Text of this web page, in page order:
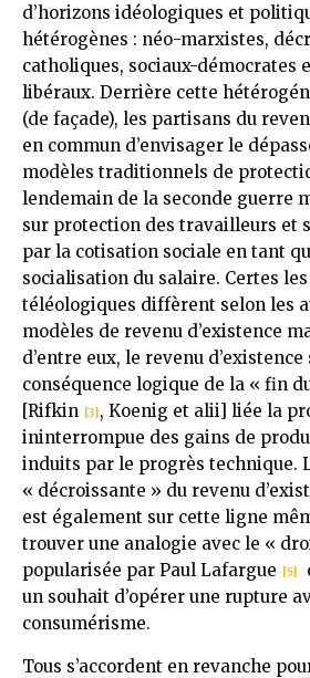
d’horizons idéologiques et
hétérogènes : néo-marxistes,
catholiques, sociaux-démocrates
libéraux. Derrière cette
(de façade), les partisans du
en commun d’envisager le
modèles traditionnels de
lendemain de la seconde guerre
sur protection des travailleurs et
par la cotisation sociale en tant
socialisation du salaire. Certes
téléologiques diffèrent selon les
modèles de revenu d’existence
d’entre eux, le revenu
conséquence logique de la « fin
[Rifkin [3], Koenig et alii] liée la
ininterrompue des gains de
induits par le progrès technique.
« décroissante » du revenu
est également sur cette ligne
trouver une analogie avec le «
popularisée par Paul Lafargue [5]
un souhait d’opérer une rupture
consumérisme.
Tous s’accordent en revanche